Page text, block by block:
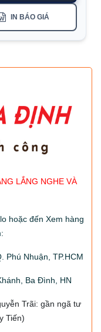
IN BÁO GIÁ
LẮNG NGHE VÀ
hoặc đến Xem hàng
Phú Nhuận, TP.HCM
Ba Đình, HN
Trãi: gần ngã tư
Tiến)